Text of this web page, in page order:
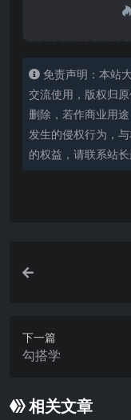
免责声明：本站
交流使用，版权归
删除，若作商业用
发生的侵权行为，
的权益，请联系站
下一篇
勾搭学
相关文章